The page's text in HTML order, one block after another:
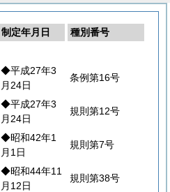
制定年月日
種別番号
◆平成27年3
月24日
条例第16号
◆平成27年3
月24日
規則第12号
◆昭和42年1
月1日
規則第7号
◆昭和44年11
月12日
規則第38号